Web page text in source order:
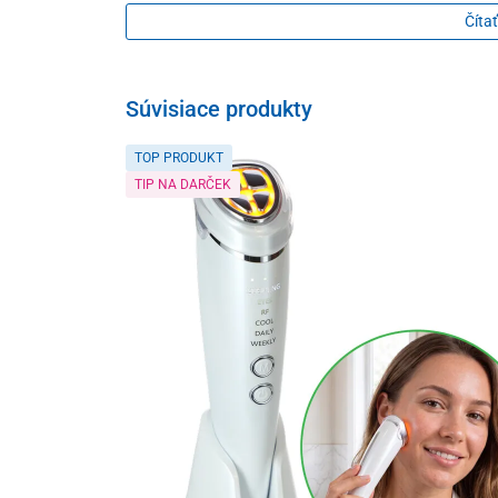
75 g
Súvisiace produkty
TOP PRODUKT
TIP NA DARČEK